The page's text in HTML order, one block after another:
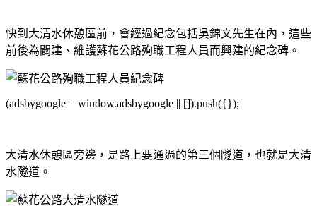
快到大清水休憩區前，會經過紀念包括吳錦文先生在內，這些
前後為闢建、維護蘇花公路殉職工程人員而興建的紀念碑。
(adsbygoogle = window.adsbygoogle || []).push({});
大清水休憩區旁邊，是路上要通過的第三個隧道，也就是大清
水隧道。